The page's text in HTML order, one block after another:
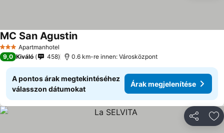
3 KategóriaApartmanhotel
MC San Agustin
9,0 Kiváló 458 0.6 km-re innen: Városközpont
A pontos árak megtekintéséhez
válasszon dátumokat
Árak megjelenítése